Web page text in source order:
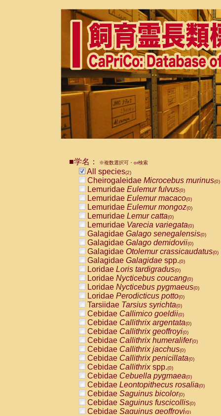
■学名： ※複数選択可・or検索
All species(2)
Cheirogaleidae Microcebus murinus(0)
Lemuridae Eulemur fulvus(0)
Lemuridae Eulemur macaco(0)
Lemuridae Eulemur mongoz(0)
Lemuridae Lemur catta(0)
Lemuridae Varecia variegata(0)
Galagidae Galago senegalensis(0)
Galagidae Galago demidovii(0)
Galagidae Otolemur crassicaudatus(0)
Galagidae Galagidae spp.(0)
Loridae Loris tardigradus(0)
Loridae Nycticebus coucang(0)
Loridae Nycticebus pygmaeus(0)
Loridae Perodicticus potto(0)
Tarsiidae Tarsius syrichta(0)
Cebidae Callimico goeldii(0)
Cebidae Callithrix argentata(0)
Cebidae Callithrix geoffroyi(0)
Cebidae Callithrix humeralifer(0)
Cebidae Callithrix jacchus(0)
Cebidae Callithrix penicillata(0)
Cebidae Callithrixspp.(0)
Cebidae Cebuella pygmaea(0)
Cebidae Leontopithecus rosalia(0)
Cebidae Saguinus bicolor(0)
Cebidae Saguinus fuscicollis(0)
Cebidae Saguinus geoffroyi(0)